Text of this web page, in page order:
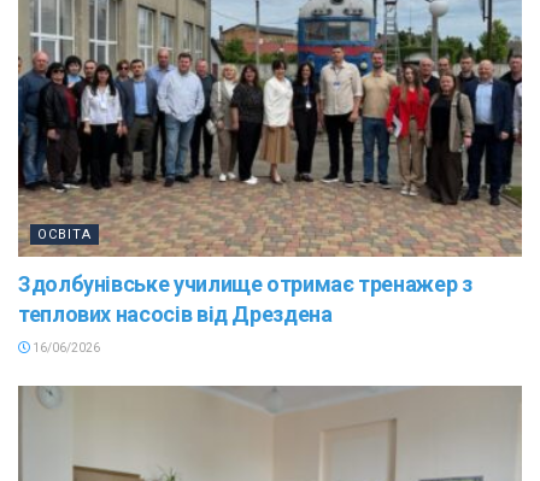
ОСВІТА
Здолбунівське училище отримає тренажер з
теплових насосів від Дрездена
16/06/2026